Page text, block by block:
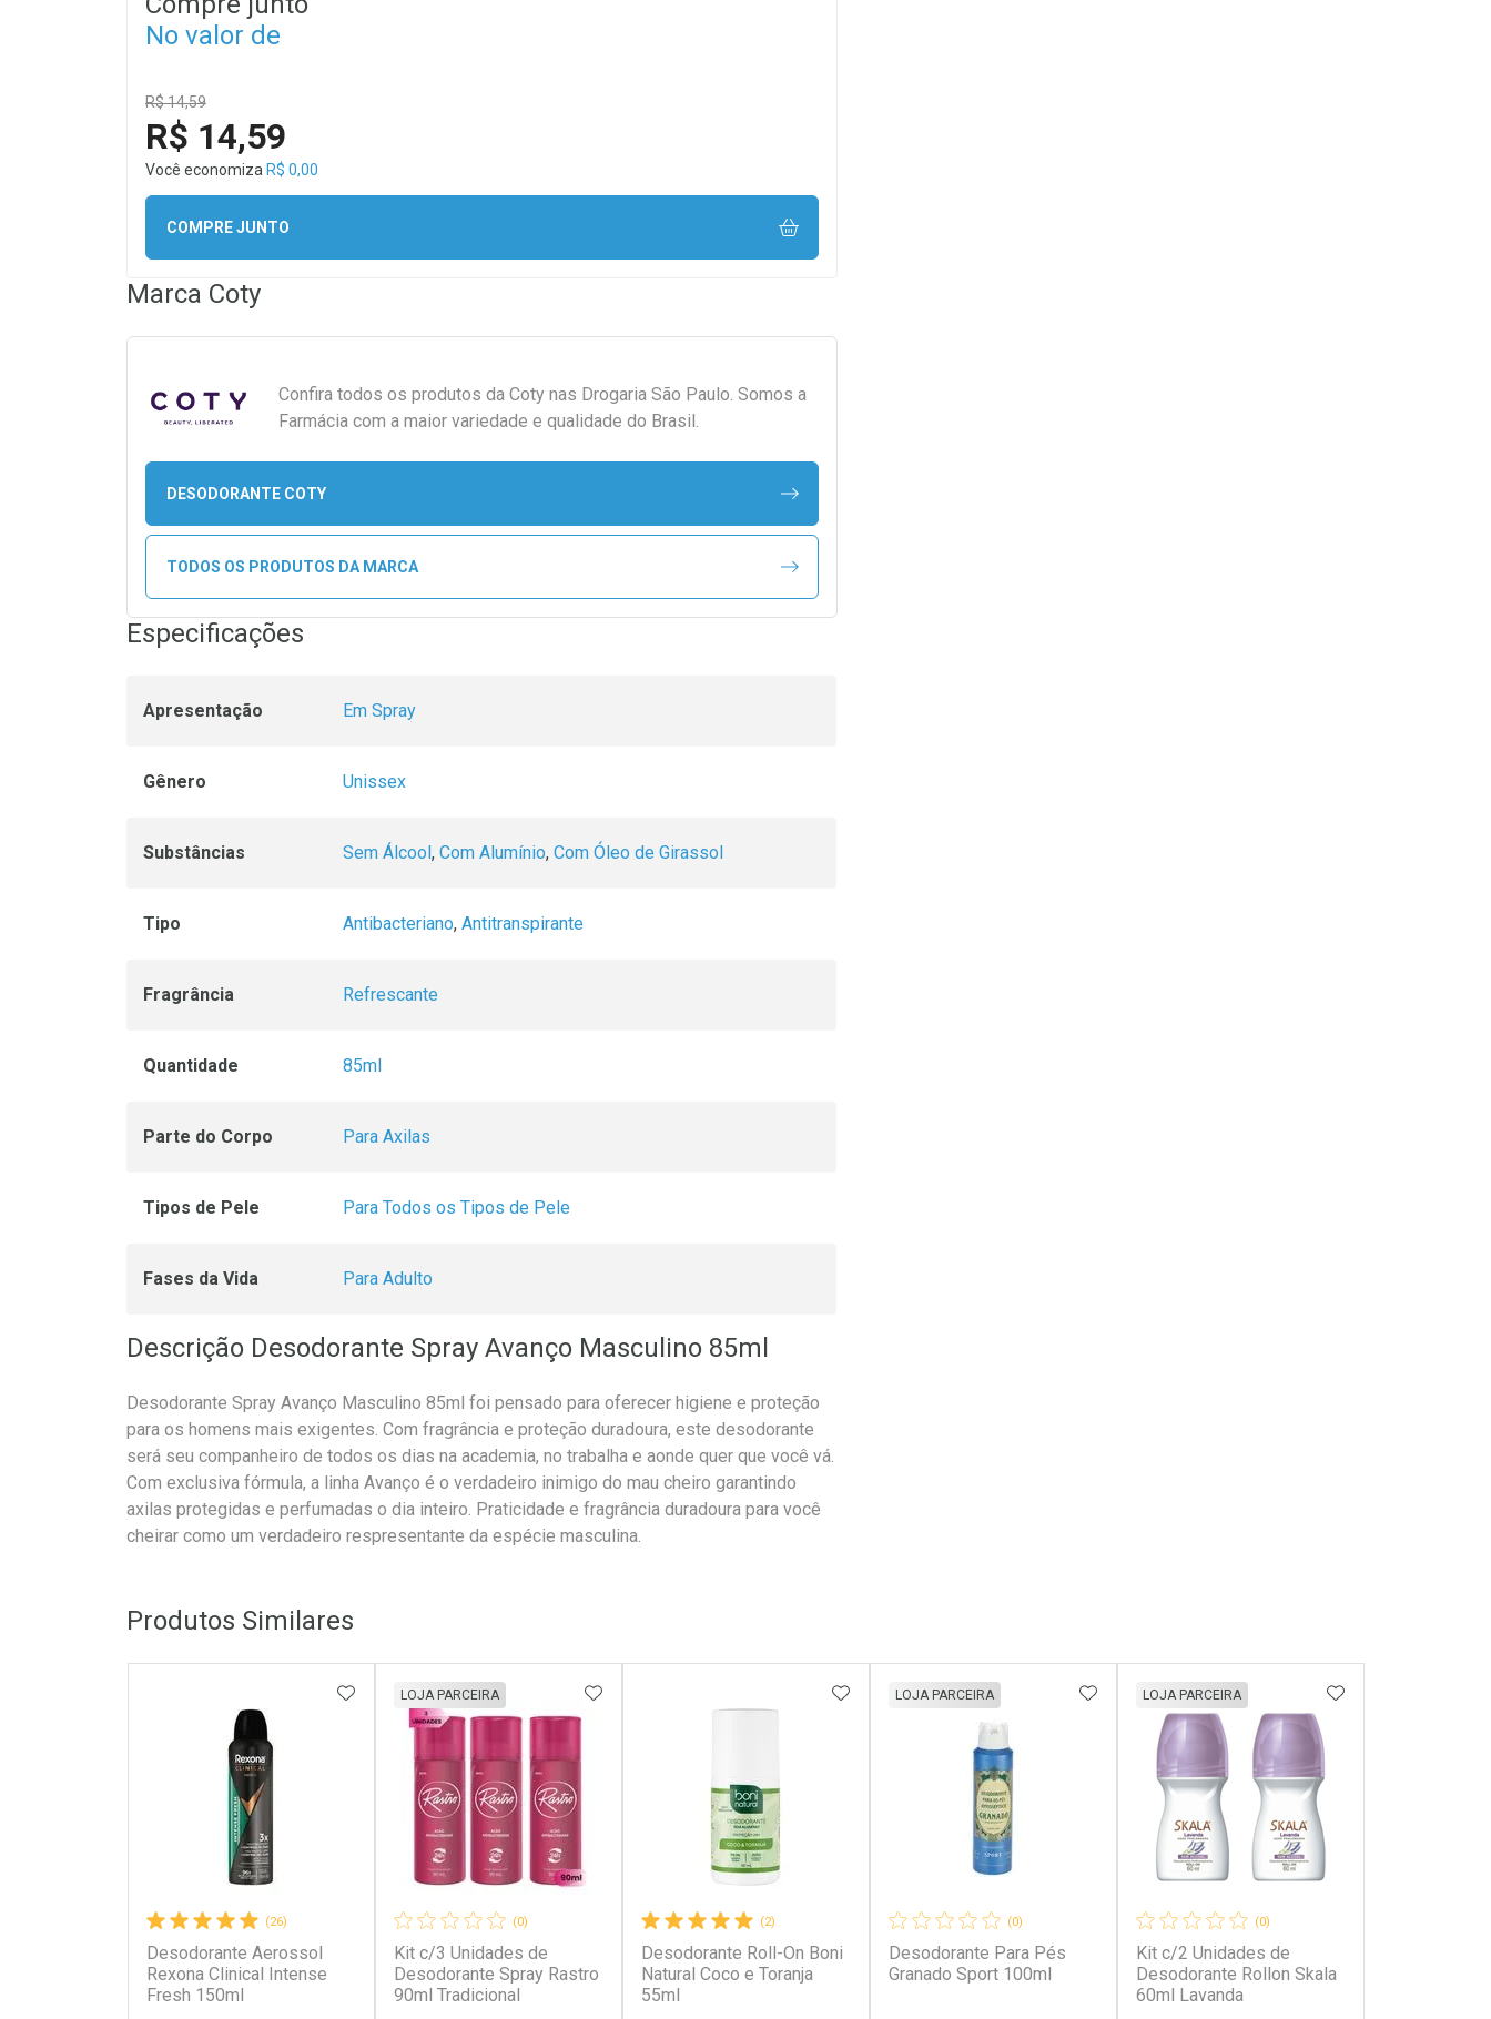
No valor de
R$ 14,59
R$ 14,59
Você economiza R$ 0,00
COMPRE JUNTO
Marca Coty
Confira todos os produtos da Coty nas Drogaria São Paulo. Somos a
Farmácia com a maior variedade e qualidade do Brasil.
DESODORANTE COTY
TODOS OS PRODUTOS DA MARCA
Especificações
Apresentação Em Spray
Gênero Unissex
Substâncias Sem Álcool , Com Alumínio, Com Óleo de Girassol
Tipo Antibacteriano, Antitranspirante
Fragrância Refrescante
Quantidade 85ml
Parte do Corpo Para Axilas
Tipos de Pele Para Todos os Tipos de Pele
Fases da Vida Para Adulto
Descrição Desodorante Spray Avanço Masculino 85ml
Desodorante Spray Avanço Masculino 85ml foi pensado para oferecer higiene e proteção
para os homens mais exigentes. Com fragrância e proteção duradoura, este desodorante
será seu companheiro de todos os dias na academia, no trabalha e aonde quer que você vá.
Com exclusiva fórmula, a linha Avanço é o verdadeiro inimigo do mau cheiro garantindo
axilas protegidas e perfumadas o dia inteiro. Praticidade e fragrância duradoura para você
cheirar como um verdadeiro respresentante da espécie masculina.
Produtos Similares
(26)
Desodorante Aerossol
Rexona Clinical Intense
Fresh 150ml
ADICIONAR AOS FAVORITOS
(0)
Kit c/3 Unidades de
Desodorante Spray Rastro
90ml Tradicional
LOJA PARCEIRA ADICIONAR AOS FAVORITOS
(2)
Desodorante Roll-On Boni
Natural Coco e Toranja
55ml
ADICIONAR AOS FAVORITOS
(0)
Desodorante Para Pés
Granado Sport 100ml
LOJA PARCEIRA ADICIONAR AOS FAVORITOS
(0)
Kit c/2 Unidades de
Desodorante Rollon Skala
60ml Lavanda
LOJA PARCEIRA ADICIONAR AOS